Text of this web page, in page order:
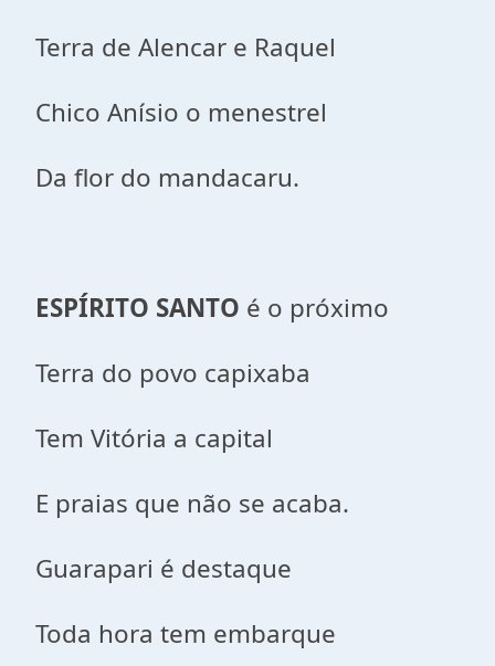
Terra de Alencar e Raquel
Chico Anísio o menestrel
Da flor do mandacaru.
ESPÍRITO SANTO é o próximo
Terra do povo capixaba
Tem Vitória a capital
E praias que não se acaba.
Guarapari é destaque
Toda hora tem embarque